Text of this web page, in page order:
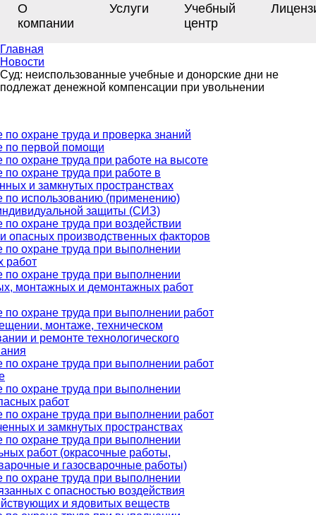
О
компании
Услуги
Учебный
центр
Главная
Новости
Суд: неиспользованные учебные и донорские дни не
подлежат денежной компенсации при увольнении
по охране труда и проверка знаний
по первой помощи
по охране труда при работе на высоте
по охране труда при работе в
и замкнутых пространствах
по использованию (применению)
защиты (СИЗ)
по охране труда при воздействии
опасных производственных факторов
по охране труда при выполнении
работ
по охране труда при выполнении
монтажных и демонтажных работ
по охране труда при выполнении работ
монтаже, техническом
и ремонте технологического
по охране труда при выполнении работ
по охране труда при выполнении
работ
по охране труда при выполнении работ
и замкнутых пространствах
по охране труда при выполнении
работ (окрасочные работы,
и газосварочные работы)
по охране труда при выполнении
с опасностью воздействия
и ядовитых веществ